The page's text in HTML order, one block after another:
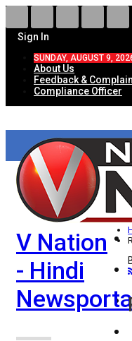
Sign In
SUNDAY, AUGUST 9,
About Us
Feedback &
Compliance Officer
V Nation
- Hindi